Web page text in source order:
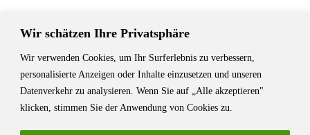
Wir schätzen Ihre Privatsphäre
Wir verwenden Cookies, um Ihr Surferlebnis zu verbessern,
personalisierte Anzeigen oder Inhalte einzusetzen und unseren
Datenverkehr zu analysieren. Wenn Sie auf „Alle akzeptieren"
klicken, stimmen Sie der Anwendung von Cookies zu.
Das Schriftstellerhaus ist ein beliebter Treffpunkt für Autorinnen und
Autoren aus Stuttgart und der Region sowie ein Veranstaltungsort für
Lesungen, Tagungen und Schreibwerkstätten.